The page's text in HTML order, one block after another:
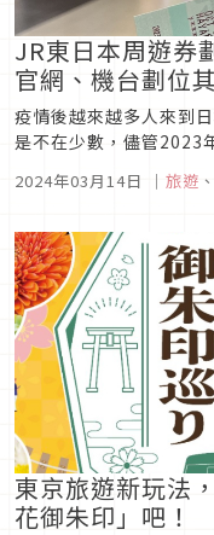
JR東日本周遊券
官網、機台劃位
疫情後越來越多人來到
是不在少數，儘管2023
過旅行社代買之外，其
的使用方...
2024年03月14日 ｜ 旅遊 、
東京旅遊新玩法
花御朱印」吧！